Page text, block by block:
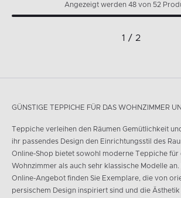
Angezeigt werden 48 von 52
1 / 2
GÜNSTIGE TEPPICHE FÜR DAS WOHNZIMMER
Teppiche verleihen den Räumen Gemütlichkeit
ihr passendes Design den Einrichtungsstil des
Online-Shop bietet sowohl moderne Teppiche für
Wohnzimmer als auch sehr klassische Modelle an.
Online-Angebot finden Sie Exemplare, die von
persischem Design inspiriert sind und die